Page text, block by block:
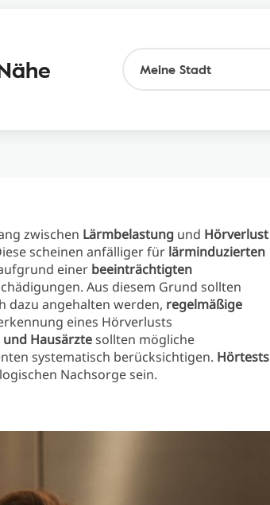
zwischen Lärmbelastung und Hörverlust
scheinen anfälliger für lärminduzierten
einer beeinträchtigten
Aus diesem Grund sollten
dazu angehalten werden, regelmäßige
eines Hörverlusts
Hausärztesollten mögliche
systematisch berücksichtigen. Hörtests
Nachsorge sein.